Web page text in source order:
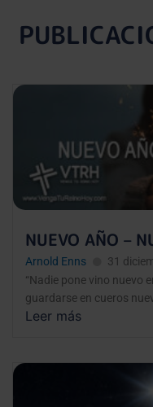
NUEVO AÑO –
Arnold Enns
31
“Nadie pone vino nuevo
guardarse en cueros
Leer más